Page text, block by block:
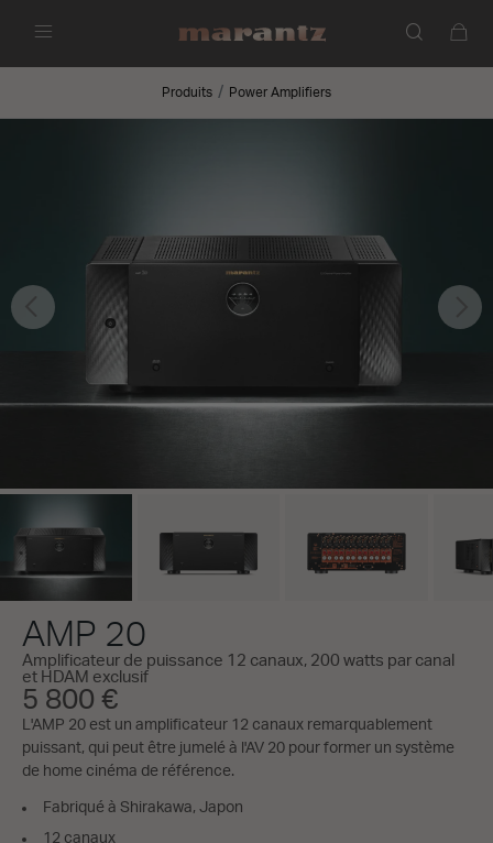
Produits Power Amplifiers
Précédent
AMP 20
Amplificateur de puissance 12 canaux, 200 watts par canal
et HDAM exclusif
5 800 €
L'AMP 20 est un amplificateur 12 canaux remarquablement
puissant, qui peut être jumelé à l'AV 20 pour former un système
de home cinéma de référence.
Fabriqué à Shirakawa, Japon
12 canaux